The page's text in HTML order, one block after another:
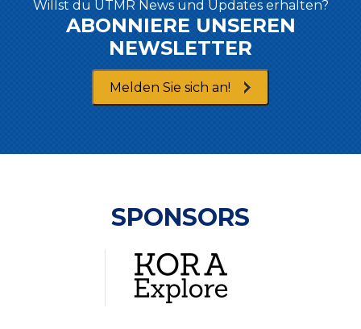
Willst du UTMR News und Updates erhalten?
ABONNIERE UNSEREN
NEWSLETTER
Melden Sie sich an!
SPONSORS